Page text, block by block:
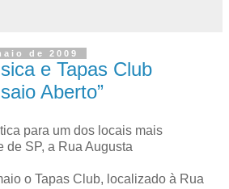
de 2009
e Tapas Club
Aberto”
para um dos locais mais
SP, a Rua Augusta
o Tapas Club, localizado à Rua